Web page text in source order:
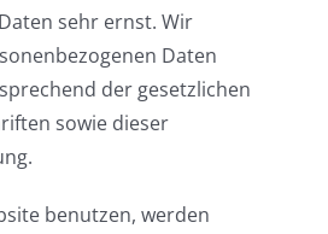
sehr ernst. Wir
Daten
der gesetzlichen
sowie dieser
benutzen, werden